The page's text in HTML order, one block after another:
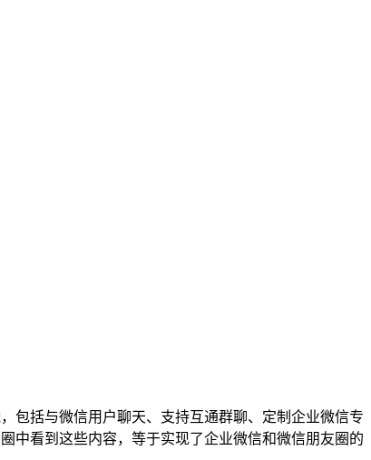
包括与微信用户聊天、支持互通群聊、定制企业微信专
中看到这些内容，等于实现了企业微信和微信朋友圈的